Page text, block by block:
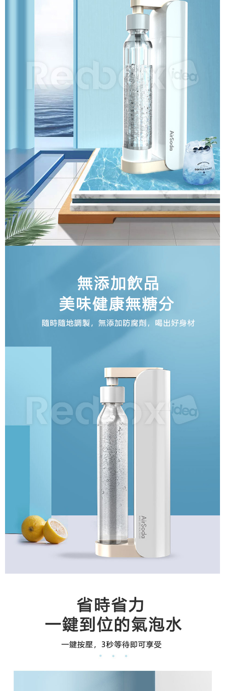
1.分期款項不併入電信帳單，「大哥付你分期」於每月結算日後寄送繳費提
帳／街口支付／iPASS MONEY」等通路繳費。
1.本服務係由「台灣大哥大股份有限公司」（以下簡稱本公司）所提供，讓
用戶於交易時，得透過本服務購買商品或服務，並由商店將買賣／分期付款
買賣價金債權讓與本公司後，依約使用本公司帳單繳交帳款。
2.基於同意付款使用「大哥付你分期」之契約關係目的，商店將以您的個人
資料（包含姓名、電話或地址）提供予台灣大哥大進項蒐集、處理及利用，
由本公司與您本人進行分期帳單所需資料之確認、核對及更正。
3.完整用戶服務條款，請詳閱以下連結：
https://oppay.tw/userRule
１．於結帳方式選擇「AFTEE先享後付」後，將跳轉至「AFTEE先享後付」
２．訂單成立數日內，您將收到繳費通知簡訊。
３．收到繳費通知簡訊後14天內，點擊此簡訊中的連結，可透過四大超商／
ATM／網路銀行／等多元方式進行付款，方視為交易完成。
※ 請注意：結帳手續完成當下不需立刻繳費，但若您需要取消訂單，請聯絡
購買商品的店家。未經商家同意取消之訂單仍視為有效，需透過AFTEE先享
後付繳納相關費用。
※ 交易是否成功請以「AFTEE先享後付 」之結帳頁面顯示為準，若有關於
是否繳費成功／繳費後需取消欲退款等相關疑問，請聯繫「AFTEE先享後付
客戶支援中心」https://netprotections.freshdesk.com/support/home
【注意事項】
１．透過由恩沛科技股份有限公司提供之「AFTEE先享後付」服務完成之交
易，需依本服務之必要範圍內提供個人資料，並將交易相關給付款項請求債
權轉讓予恩沛科技股份有限公司。
２．關於個人資料處理事宜，請瀏覽以下網址：
https://aftee.tw/terms/#terms3
３．未成年的使用者請事先徵得法定代理人或監護人之同意方可使用
「AFTEE先享後付」，若未經同意申辦者引起之損失，本公司不負相關責
任。
４．使用「AFTEE先享後付」時，將依據個別帳號之用戶狀況，依本公司即
時審查核予不同之上限額度；若仍有額度不足之情形，本公司將視審查結果
請求用戶進行身份認證。
５．嚴禁一人註冊多個帳號或使用他人資訊註冊。若發現惡意使用之情形，
恩沛科技股份有限公司將有權停止該用戶之使用額度並採取法律行動。
每筆NT$70，滿NT$899(含以上)免運費
每筆NT$70，滿NT$899(含以上)免運費
每筆NT$100，滿NT$1,000(含以上)免運費
京站台北店客服中心(1F星巴克旁) 即日起不提供京站紙袋，取件時
請自備購物袋，若需購買紙袋可現場詢問
免運費